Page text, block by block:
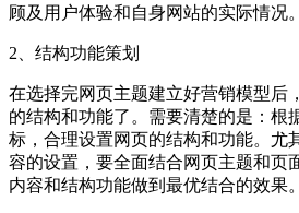
顾及用户体验和自身网站的实际情况。
2、结构功能策划
在选择完网页主题建立好营销模型后
的结构和功能了。需要清楚的是：根
标，合理设置网页的结构和功能。尤
容的设置，要全面结合网页主题和页
内容和结构功能做到最优结合的效果。